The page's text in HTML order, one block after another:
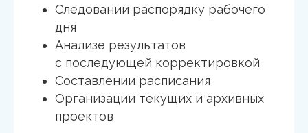
Следовании распорядку рабочего
дня
Анализе результатов
с последующей корректировкой
Составлении расписания
Организации текущих и архивных
проектов